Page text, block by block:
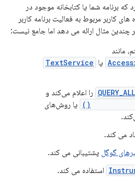
برنامه شما یا کتابخانه موجود در
کاربر مربوط به فعالیت برنامه کاربر
مثال ارائه می دهد اما جامع نیست:
مانند
یا TextService
را اعلام می‌کند و
یا روش‌های
می کند.
گوگل پشتیبانی می کند.